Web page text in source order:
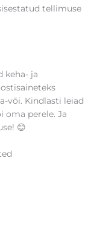
tellimuse
keha- ja
või. Kindlasti leiad
oma perele. Ja
😊